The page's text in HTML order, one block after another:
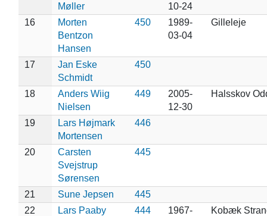
Møller
10-24
16
Morten
Bentzon
Hansen
450
1989-
03-04
Gilleleje
17
Jan Eske
Schmidt
450
18
Anders Wiig
Nielsen
449
2005-
12-30
Halsskov
19
Lars Højmark
Mortensen
446
20
Carsten
Svejstrup
Sørensen
445
21 Sune Jepsen
445
22
Lars Paaby 444
1967-
Kobæk